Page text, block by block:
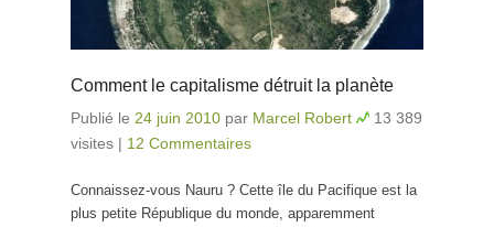
Comment le capitalisme détruit la planète
Publié le 24 juin 2010 par Marcel Robert
13 389
visites | 12 Commentaires
Connaissez-vous Nauru ? Cette île du Pacifique est la
plus petite République du monde, apparemment